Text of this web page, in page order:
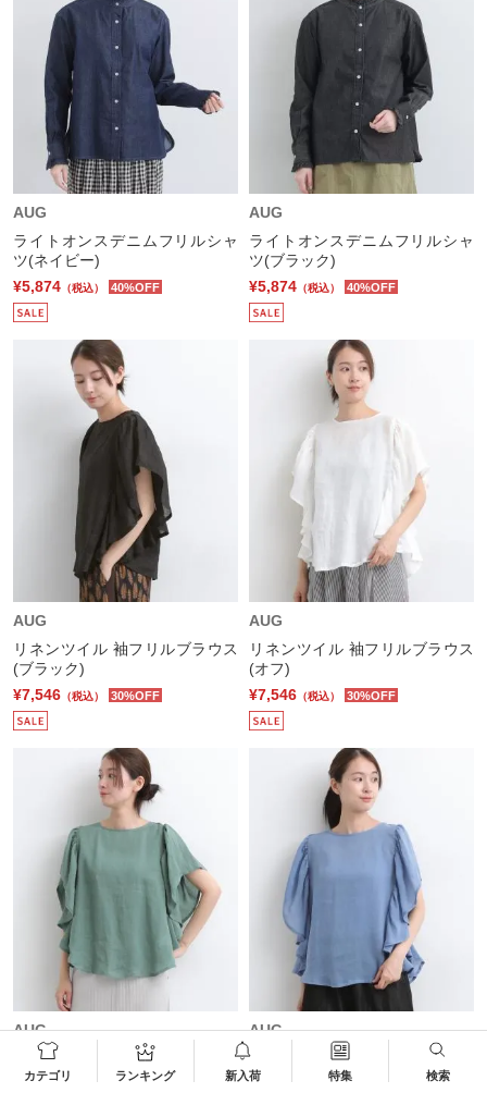
カテゴリ ランキング 新入荷 特集 検索
AUG
ライトオンスデニムフリルシャ
ツ(ネイビー)
¥5,874 （税込） 40%OFF
AUG
ライトオンスデニムフリルシャ
ツ(ブラック)
¥5,874 （税込） 40%OFF
AUG
リネンツイル 袖フリルブラウス
(ブラック)
¥7,546 （税込） 30%OFF
AUG
リネンツイル 袖フリルブラウス
(オフ)
¥7,546 （税込） 30%OFF
AUG
リネンツイル 袖フリルブラウス
(グレイッシュグリーン)
AUG
リネンツイル 袖フリルブラウス
(グレイッシュブルー)